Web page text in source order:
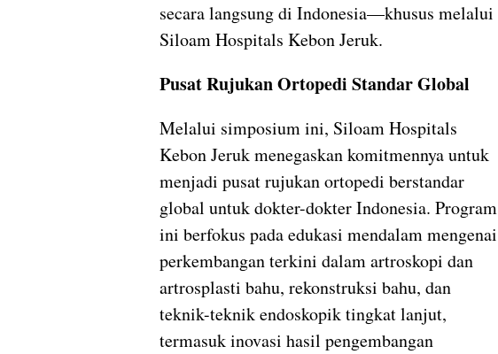
secara langsung di Indonesia—khusus melalui
Siloam Hospitals Kebon Jeruk.
Pusat Rujukan Ortopedi Standar Global
Melalui simposium ini, Siloam Hospitals
Kebon Jeruk menegaskan komitmennya untuk
menjadi pusat rujukan ortopedi berstandar
global untuk dokter-dokter Indonesia. Program
ini berfokus pada edukasi mendalam mengenai
perkembangan terkini dalam artroskopi dan
artrosplasti bahu, rekonstruksi bahu, dan
teknik-teknik endoskopik tingkat lanjut,
termasuk inovasi hasil pengembangan